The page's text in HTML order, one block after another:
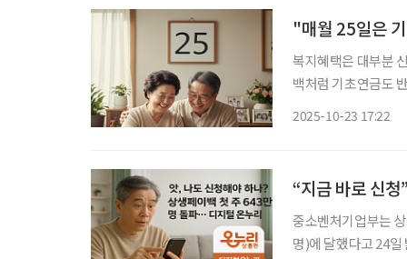
"매월 25일은
복지혜택은 대부분
백처럼 기초연금도
2025-10-23 17:22
“지금 바로 신
중소벤처기업부는
명)에 달했다고 24일